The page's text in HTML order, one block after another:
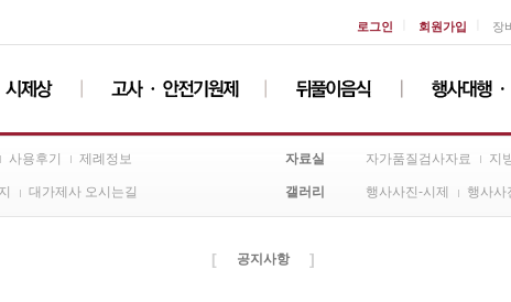
로그인 회원가입 장
사용후기 제례정보 자료실 자가품질검사자료 지
대가제사 오시는길 갤러리 행사사진-시제 행사사
[ 공지사항 ]